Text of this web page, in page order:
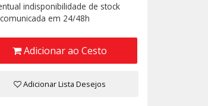
indisponibilidade de stock
em 24/48h
Adicionar ao Cesto
Adicionar Lista Desejos